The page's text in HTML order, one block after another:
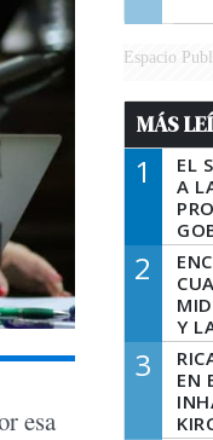
esa
Espacio
MÁS
1
EL
A
LA
2
Y
3
EN